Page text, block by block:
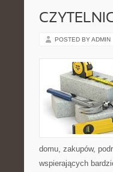
POSTED BY ADMIN
domu, zakupów,
wspierających